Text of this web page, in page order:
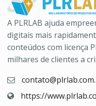
A PLRLAB ajuda
digitais mais
conteúdos com licença
milhares de clientes a
https://